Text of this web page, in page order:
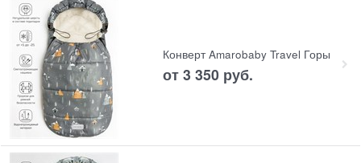
Конверт Amarobaby Travel Горы
от 3 350 руб.